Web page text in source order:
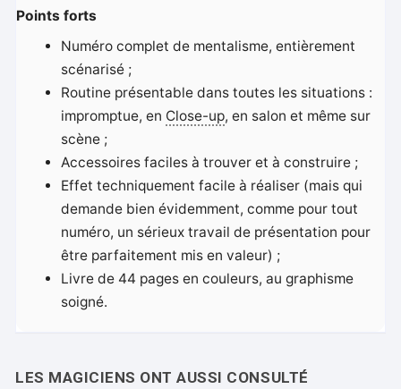
Points forts
Numéro complet de mentalisme, entièrement
scénarisé ;
Routine présentable dans toutes les situations :
impromptue, en Close-up, en salon et même sur
scène ;
Accessoires faciles à trouver et à construire ;
Effet techniquement facile à réaliser (mais qui
demande bien évidemment, comme pour tout
numéro, un sérieux travail de présentation pour
être parfaitement mis en valeur) ;
Livre de 44 pages en couleurs, au graphisme
soigné.